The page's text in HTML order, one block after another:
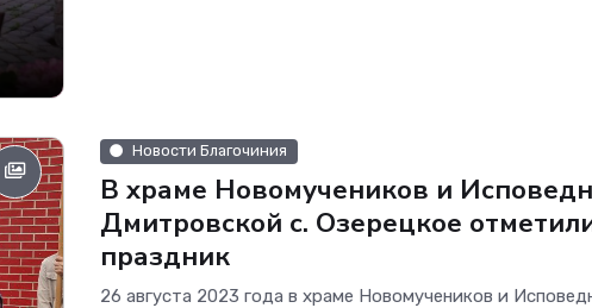
Новости Благочиния
В храме Новомучеников и
Дмитровской с. Озерецкое
праздник
26 августа 2023 года в храме Новомучеников и